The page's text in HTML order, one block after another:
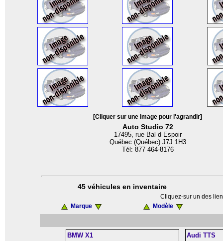
[Cliquer sur une image pour l'agrandir]
Auto Studio 72
17495, rue Bal d Espoir
Québec (Québec) J7J 1H3
Tél: 877 464-8176
45 véhicules en inventaire
Cliquez-sur un des
Marque
Modèle
BMW X1
Audi TTS